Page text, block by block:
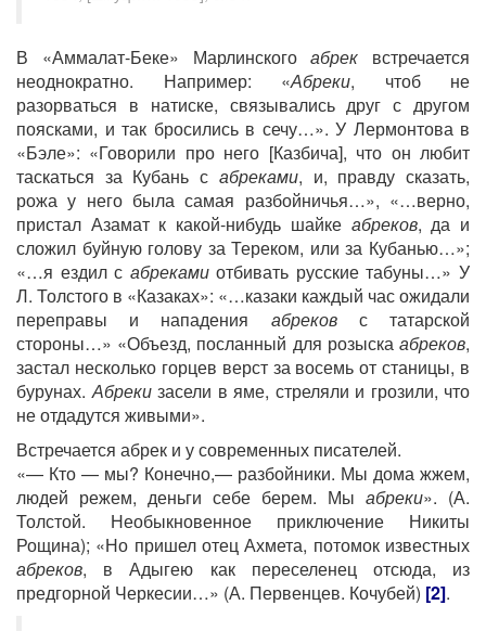
В «Аммалат-Беке» Марлинскогоабрек встречается
неоднократно. Например: «Абреки, чтоб не
разорваться в натиске, связывались друг с другом
поясками, и так бросились в сечу…». У Лермонтова в
«Бэле»: «Говорили про него [Казбича], что он любит
таскаться за Кубань с абреками, и, правду сказать,
рожа у него была самая разбойничья…», «…верно,
пристал Азамат к какой-нибудь шайке абреков, да и
сложил буйную голову за Тереком, или за Кубанью…»;
«…я ездил с абрекамиотбивать русские табуны…» У
Л. Толстого в «Казаках»: «…казаки каждый час ожидали
переправы и нападения абрековс татарской
стороны…» «Объезд, посланный для розыска абреков,
застал несколько горцев верст за восемь от станицы, в
бурунах.Абрекизасели в яме, стреляли и грозили, что
не отдадутся живыми».
Встречается абрек и у современных писателей.
«— Кто — мы? Конечно,— разбойники. Мы дома жжем,
людей режем, деньги себе берем. Мы абреки». (А.
Толстой. Необыкновенное приключение Никиты
Рощина); «Но пришел отец Ахмета, потомок известных
абреков, в Адыгею как переселенец отсюда, из
предгорной Черкесии…» (А. Первенцев. Кочубей) [2].